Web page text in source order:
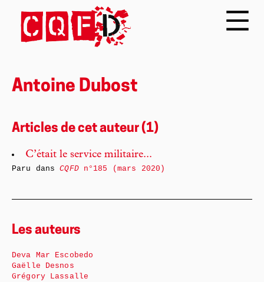
Antoine Dubost
Articles de cet auteur (1)
C’était le service militaire...
Paru dansCQFDn°185 (mars 2020)
Les auteurs
Deva Mar Escobedo
Gaëlle Desnos
Grégory Lassalle